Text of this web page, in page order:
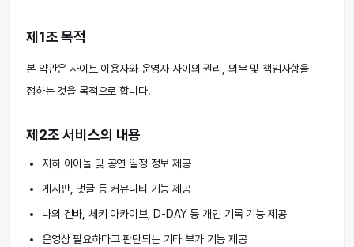
제1조 목적
본 약관은 사이트 이용자와 운영자 사이의 권리, 의무 및 책임사항을
정하는 것을 목적으로 합니다.
제2조 서비스의 내용
지하 아이돌 및 공연 일정 정보 제공
게시판, 댓글 등 커뮤니티 기능 제공
나의 겐바, 체키 아카이브, D-DAY 등 개인 기록 기능 제공
운영상 필요하다고 판단되는 기타 부가 기능 제공